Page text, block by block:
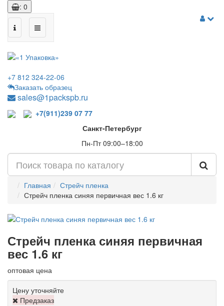
: 0
+7 812 324-22-06
Заказать образец
sales@1packspb.ru
+7(911)239 07 77
Санкт-Петербург
Пн-Пт 09:00–18:00
Главная
Стрейч пленка
Стрейч пленка синяя первичная вес 1.6 кг
Стрейч пленка синяя первичная
вес 1.6 кг
оптовая цена
Цену уточняйте
Предзаказ